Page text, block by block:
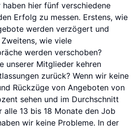
haben hier fünf verschiedene
Erfolg zu messen. Erstens, wie
werden verzögert und
wie viele
werden verschoben?
unserer Mitglieder kehren
zurück? Wenn wir keine
Rückzüge von Angeboten von
sehen und im Durchschnitt
alle 13 bis 18 Monate den Job
wir keine Probleme. In der